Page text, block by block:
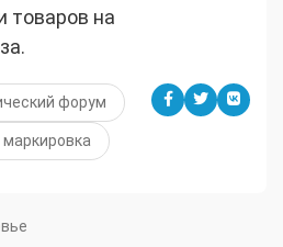
товаров на
форум